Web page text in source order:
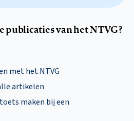
publicaties van het NTVG?
met het NTVG
artikelen
maken bij een